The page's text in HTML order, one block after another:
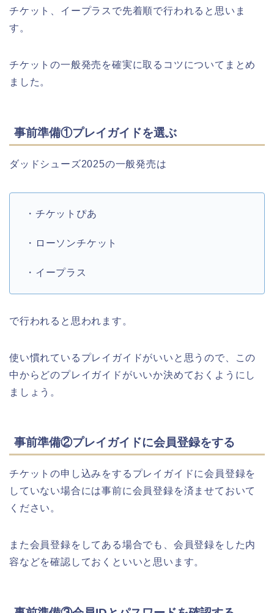
チケット、イープラスで先着順で行われると思いま
す。
チケットの一般発売を確実に取るコツについてまとめ
ました。
事前準備①プレイガイドを選ぶ
ダッドシューズ2025の一般発売は
・チケットぴあ
・ローソンチケット
・イープラス
で行われると思われます。
使い慣れているプレイガイドがいいと思うので、この
中からどのプレイガイドがいいか決めておくようにし
ましょう。
事前準備②プレイガイドに会員登録をする
チケットの申し込みをするプレイガイドに会員登録を
していない場合には事前に会員登録を済ませておいて
ください。
また会員登録をしてある場合でも、会員登録をした内
容などを確認しておくといいと思います。